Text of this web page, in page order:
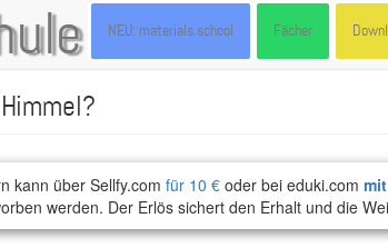
NEU: materials.school Fächer
kann über Sellfy.com für 10 € oder bei eduki.com
werden. Der Erlös sichert den Erhalt und die